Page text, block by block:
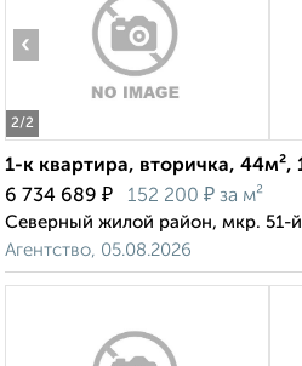
2/2
‹
1-к квартира, вторичка, 44м²,
6 734 689 ₽ 152 200 ₽ за м²
Северный жилой район, мкр. 51-
Агентство, 05.08.2026